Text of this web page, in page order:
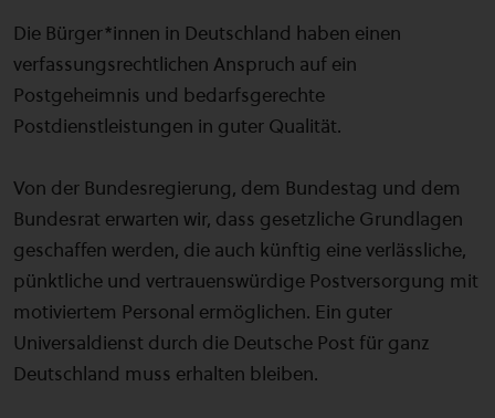
Die Bürger*innen in Deutschland haben einen
verfassungsrechtlichen Anspruch auf ein
Postgeheimnis und bedarfsgerechte
Postdienstleistungen in guter Qualität.
Von der Bundesregierung, dem Bundestag und dem
Bundesrat erwarten wir, dass gesetzliche Grundlagen
geschaffen werden, die auch künftig eine verlässliche,
pünktliche und vertrauenswürdige Postversorgung mit
motiviertem Personal ermöglichen. Ein guter
Universaldienst durch die Deutsche Post für ganz
Deutschland muss erhalten bleiben.